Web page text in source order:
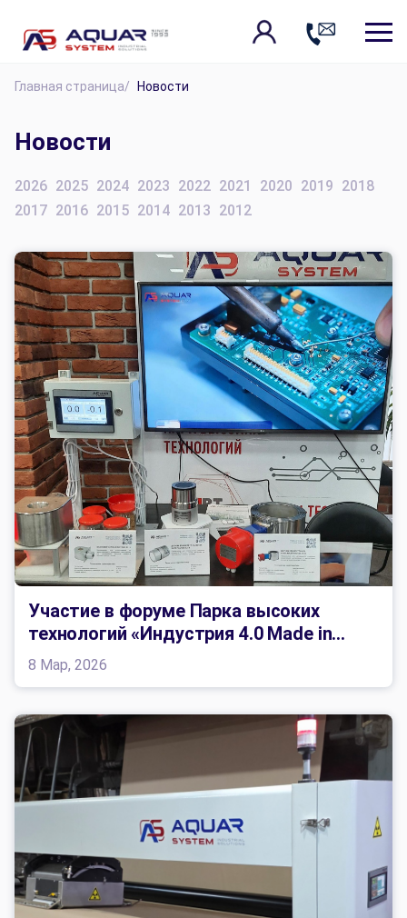
Главная страница/ Новости
Новости
2026 2025 2024 2023 2022 2021 2020 2019 2018
2017 2016 2015 2014 2013 2012
8 Мар, 2026
Участие в форуме Парка высоких
технологий «Индустрия 4.0 Made in...